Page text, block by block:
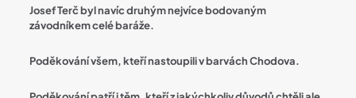
Josef Terč byl navíc druhým nejvíce bodovaným
závodníkem celé baráže.
Poděkování všem, kteří nastoupili v barvách Chodova.